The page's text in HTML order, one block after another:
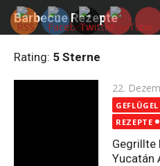
Skip
Barbecue Rezepte
Rating: 5 Sterne
Posted
on
22.
GEFLÜGEL
REZEPTE
Gegrillte
Yucatán